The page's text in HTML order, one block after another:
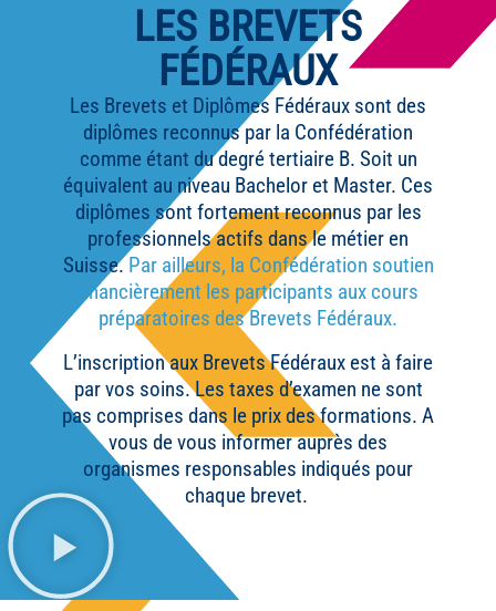
LES BREVETS
FÉDÉRAUX
Les Brevets et Diplômes Fédéraux sont des
diplômes reconnus par la Confédération
comme étant du degré tertiaire B. Soit un
équivalent au niveau Bachelor et Master. Ces
diplômes sont fortement reconnus par les
professionnels actifs dans le métier en
Suisse.Par ailleurs, la Confédération soutien
financièrement les participants aux cours
préparatoires des Brevets Fédéraux.
L’inscription aux Brevets Fédéraux est à faire
par vos soins. Les taxes d’examen ne sont
pas comprises dans le prix des formations. A
vous de vous informer auprès des
organismes responsables indiqués pour
chaque brevet.